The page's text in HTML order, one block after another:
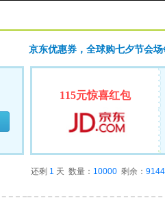
京东优惠券，全球购七夕节会
115元惊喜红包
还剩 1 天 数量： 10000 剩余： 9144